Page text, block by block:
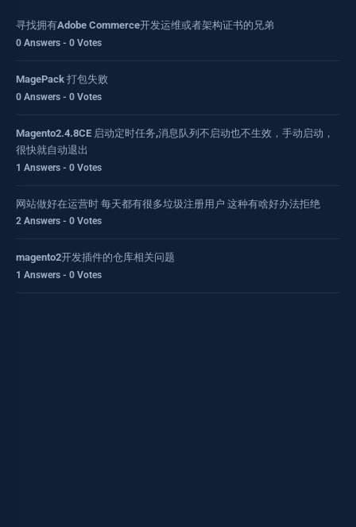
寻找拥有Adobe Commerce开发运维或者架构证书的兄弟
0 Answers - 0 Votes
MagePack 打包失败
0 Answers - 0 Votes
Magento2.4.8CE 启动定时任务,消息队列不启动也不生效，手动启动，
很快就自动退出
1 Answers - 0 Votes
网站做好在运营时 每天都有很多垃圾注册用户 这种有啥好办法拒绝
2 Answers - 0 Votes
magento2开发插件的仓库相关问题
1 Answers - 0 Votes